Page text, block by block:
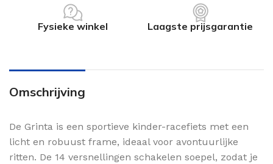
Fysieke winkel Laagste prijsgarantie
Omschrijving
De Grinta is een sportieve kinder-racefiets met een
licht en robuust frame, ideaal voor avontuurlijke
ritten. De 14 versnellingen schakelen soepel, zodat je